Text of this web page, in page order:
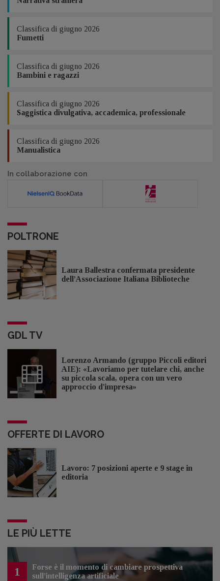
Classifica di giugno 2026
Fumetti
Classifica di giugno 2026
Bambini e ragazzi
Classifica di giugno 2026
Saggistica divulgativa, accademica, professionale
Classifica di giugno 2026
Manualistica
In collaborazione con
POLTRONE
Laura Ballestra confermata presidente
dell’Associazione Italiana Biblioteche
GDL TV
Lorenzo Armando (gruppo Piccoli editori
AIE): «Lavoriamo per tutelare chi, anche
su piccola scala, opera con un vero
approccio d'impresa»
OFFERTE DI LAVORO
Lavoro: 7 posizioni aperte e 9 stage in
editoria
LE PIÙ LETTE
1
Forse è il momento di cambiare prospettiva
sull’intelligenza artificiale